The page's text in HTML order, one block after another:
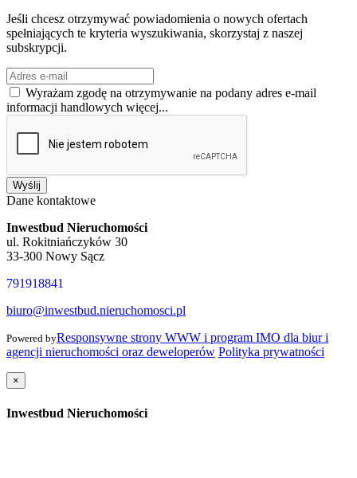
Jeśli chcesz otrzymywać powiadomienia o nowych ofertach
spełniających te kryteria wyszukiwania, skorzystaj z naszej
subskrypcji.
Wyrażam zgodę na otrzymywanie na podany adres e-mail
informacji handlowych więcej...
Wyślij
Dane kontaktowe
Inwestbud Nieruchomości
ul. Rokitniańczyków 30
33-300 Nowy Sącz
791918841
biuro@inwestbud.nieruchomosci.pl
Powered byResponsywne strony WWW i program IMO dla biur i
agencji nieruchomości oraz deweloperów Polityka prywatności
×
Inwestbud Nieruchomości